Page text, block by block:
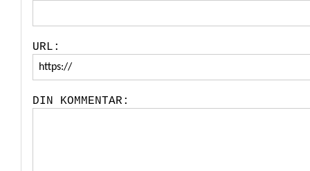
URL:
DIN KOMMENTAR: